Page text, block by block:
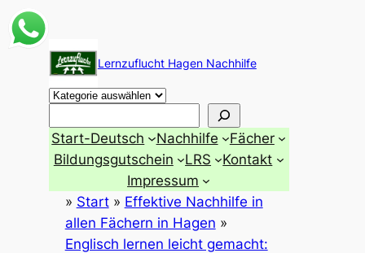
Zum
springen
Lernzuflucht Hagen Nachhilfe
Start-Deutsch Nachhilfe
Fächer
Bildungsgutschein
LRS
Kontakt
Impressum
» Start» Effektive Nachhilfe in
allen Fächern in Hagen »
Englisch lernen leicht gemacht: